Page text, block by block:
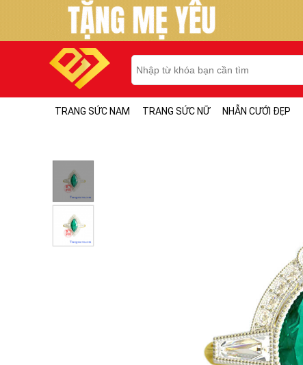
TRANG SỨC NAM TRANG SỨC NỮ NHẪN CƯỚI ĐẸP